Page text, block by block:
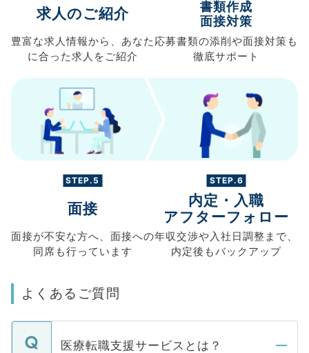
求人のご紹介
豊富な求人情報から、 あなた
に合った求人を ご紹介
書類作成
面接対策
応募書類の添削や面接対策も
徹底サポート
STEP.5
面接
面接が不安な方へ、 面接への
同席も行っています
STEP.6
内定・入職
アフターフォロー
年収交渉や入社日調整まで、
内定後もバックアップ
よくあるご質問
医療転職支援サービスとは？